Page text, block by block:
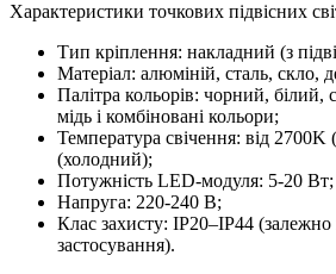
Характеристики точкових підвісних
Тип кріплення: накладний (з
Матеріал: алюміній, сталь, скло,
Палітра кольорів: чорний, білий,
мідь і комбіновані кольори;
Температура свічення: від
(холодний);
Потужність LED-модуля: 5-20 Вт;
Напруга: 220-240 В;
Клас захисту: IP20–IP44 (залежно
застосування).